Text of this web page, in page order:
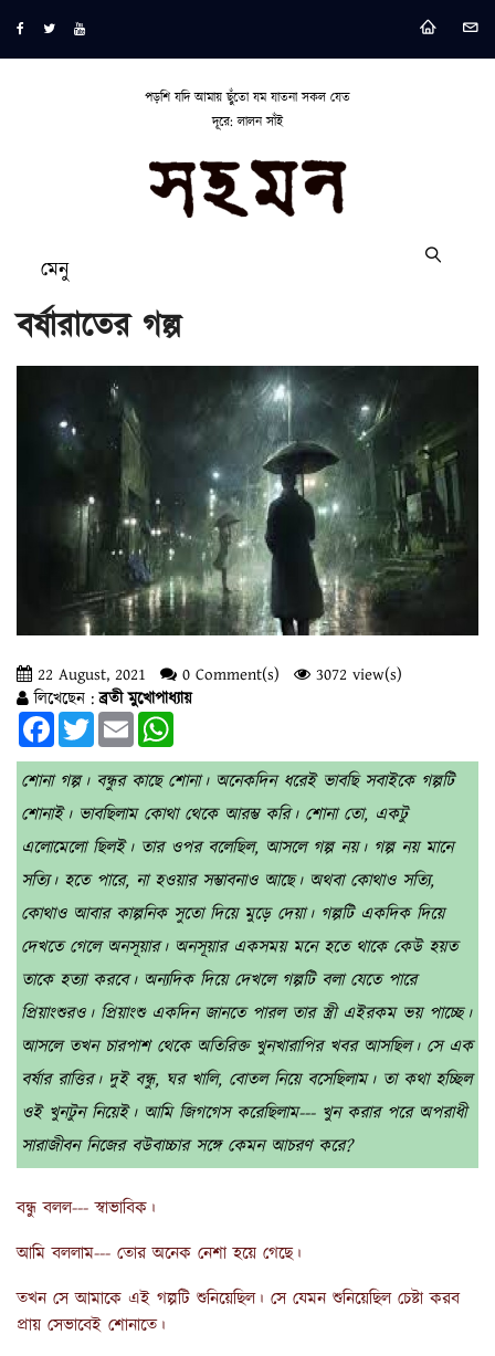
পড়শি যদি আমায় ছুঁতো যম যাতনা সকল যেত
দূরে: লালন সাঁই
মেনু
বর্ষারাতের গল্প
22 August, 2021 0 Comment(s)
3072 view(s)
লিখেছেন :ব্রতী মুখোপাধ্যায়
FacebookTwitterEmail
শোনা গল্প। বন্ধুর কাছে শোনা। অনেকদিন ধরেই ভাবছি সবাইকে গল্পটি
শোনাই। ভাবছিলাম কোথা থেকে আরম্ভ করি। শোনা তো, একটু
এলোমেলো ছিলই। তার ওপর বলেছিল, আসলে গল্প নয়। গল্প নয় মানে
সত্যি। হতে পারে, না হওয়ার সম্ভাবনাও আছে। অথবা কোথাও সত্যি,
কোথাও আবার কাল্পনিক সুতো দিয়ে মুড়ে দেয়া। গল্পটি একদিক দিয়ে
দেখতে গেলে অনসূয়ার। অনসূয়ার একসময় মনে হতে থাকে কেউ হয়ত
তাকে হত্যা করবে। অন্যদিক দিয়ে দেখলে গল্পটি বলা যেতে পারে
প্রিয়াংশুরও। প্রিয়াংশু একদিন জানতে পারল তার স্ত্রী এইরকম ভয় পাচ্ছে।
আসলে তখন চারপাশ থেকে অতিরিক্ত খুনখারাপির খবর আসছিল। সে এক
বর্ষার রাত্তির। দুই বন্ধু, ঘর খালি, বোতল নিয়ে বসেছিলাম। তা কথা হচ্ছিল
ওই খুনটুন নিয়েই। আমি জিগগেস করেছিলাম--- খুন করার পরে অপরাধী
সারাজীবন নিজের বউবাচ্চার সঙ্গে কেমন আচরণ করে?
বন্ধু বলল--- স্বাভাবিক।
আমি বললাম--- তোর অনেক নেশা হয়ে গেছে।
তখন সে আমাকে এই গল্পটি শুনিয়েছিল। সে যেমন শুনিয়েছিল চেষ্টা করব
প্রায় সেভাবেই শোনাতে।